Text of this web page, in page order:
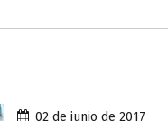
02 de junio de 2017